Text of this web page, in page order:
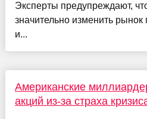
Эксперты предупреждают,
значительно изменить
и...
Американские
акций из-за страха